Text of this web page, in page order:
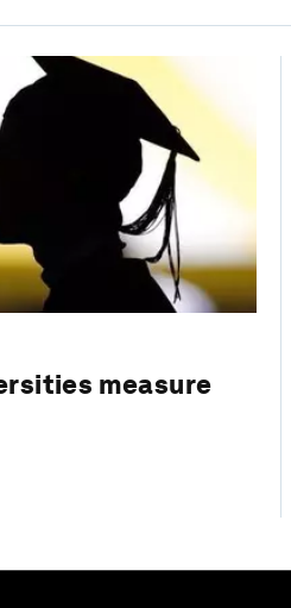
measure